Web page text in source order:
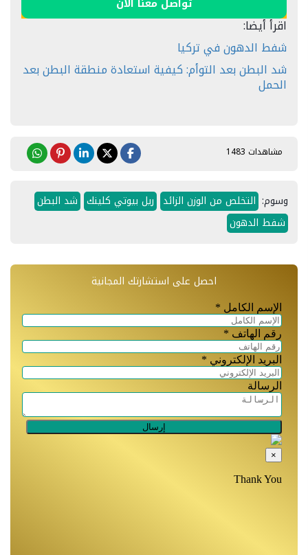
اقرأ أيضا:
شفط الدهون في تركيا
شد البطن بعد التوأم: كيفية استعادة منطقة البطن بعد
الحمل
مشاهدات 1483
وسوم: التخلص من الوزن الزائد ريل بيوتي كلينك شد البطن
شفط الدهون
احصل على استشارتك المجانية